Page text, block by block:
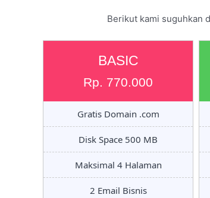
Berikut kami suguhkan
BASIC
Rp. 770.000
Gratis Domain .com
Disk Space 500 MB
Maksimal 4 Halaman
2 Email Bisnis